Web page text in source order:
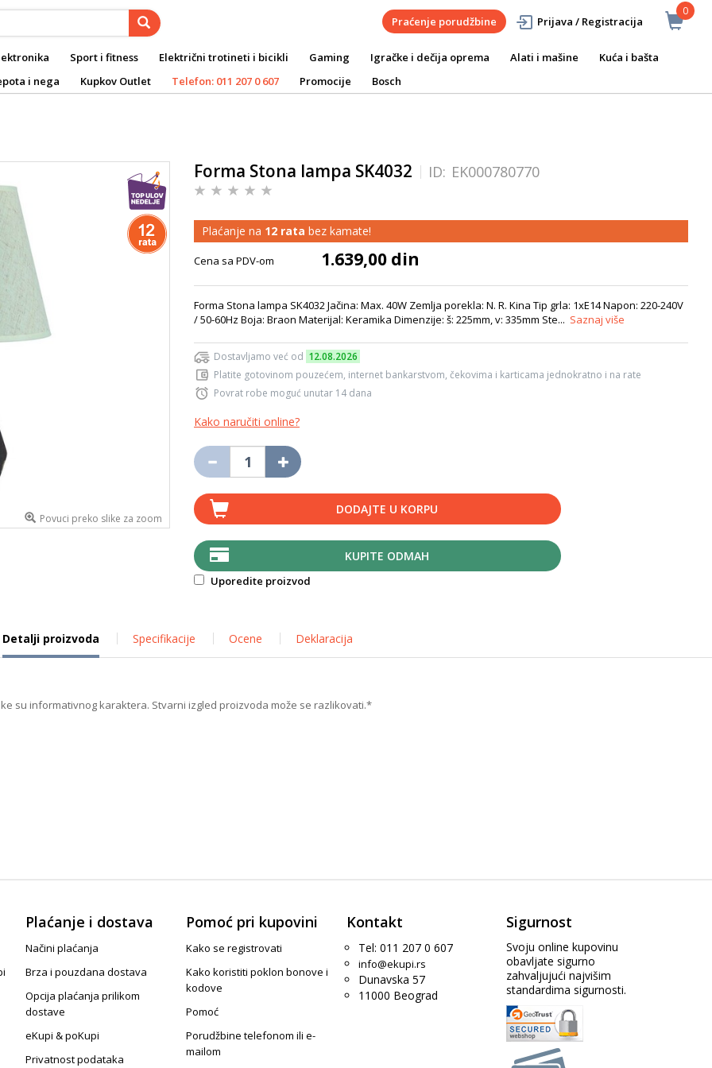
0
Praćenje porudžbine Prijava / Registracija
Sport i fitness Električni trotineti i bicikli Gaming Igračke i dečija oprema Alati i mašine
Kuća i bašta
i nega
Kupkov Outlet Telefon: 011 207 0 607 Promocije Bosch
Povuci preko slike za zoom
Forma Stona lampa SK4032 ID: EK000780770
Plaćanje na 12 rata bez kamate!
Cena sa PDV-om 1.639,00 din
Forma Stona lampa SK4032 Jačina: Max. 40W Zemlja porekla: N. R. Kina Tip grla: 1xE14 Napon: 220-240V
/ 50-60Hz Boja: Braon Materijal: Keramika Dimenzije: š: 225mm, v: 335mm Ste... Saznaj više
Dostavljamo već od 12.08.2026
Platite gotovinom pouzećem, internet bankarstvom, čekovima i karticama jednokratno i na rate
Povrat robe moguć unutar 14 dana
Kako naručiti online?
DODAJTE U KORPU
KUPITE ODMAH
Uporedite proizvod
Detalji proizvoda Specifikacije Ocene Deklaracija
su informativnog karaktera. Stvarni izgled proizvoda može se razlikovati.*
Plaćanje i dostava
Načini plaćanja
Brza i pouzdana dostava
Opcija plaćanja prilikom
dostave
eKupi & poKupi
Privatnost podataka
Pomoć pri kupovini
Kako se registrovati
Kako koristiti poklon bonove i
kodove
Pomoć
Porudžbine telefonom ili e-
mailom
Kontakt
Tel: 011 207 0 607
info@ekupi.rs
Dunavska 57
11000 Beograd
Sigurnost
Svoju online kupovinu
obavljate sigurno
zahvaljujući najvišim
standardima sigurnosti.